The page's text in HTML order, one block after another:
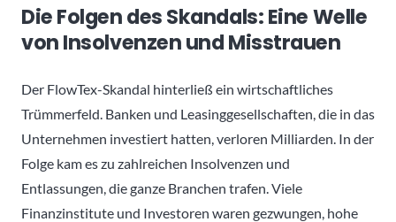
Die Folgen des Skandals: Eine Welle
von Insolvenzen und Misstrauen
Der FlowTex-Skandal hinterließ ein wirtschaftliches
Trümmerfeld. Banken und Leasinggesellschaften, die in das
Unternehmen investiert hatten, verloren Milliarden. In der
Folge kam es zu zahlreichen Insolvenzen und
Entlassungen, die ganze Branchen trafen. Viele
Finanzinstitute und Investoren waren gezwungen, hohe